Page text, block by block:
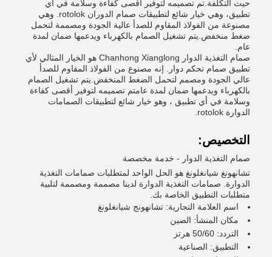
حيث التكلفة.تم تصميمه لتوفير أقصى كفاءة وسلامة في أي
تطبيق، وهي خيار شائع لتطبيقات صمام الدوران rotolok. وهي
مصنوعة من الفولاذ المقاوم للصدأ عالية الجودة ومصممة لتحمل
ضغط منخفض.يتم تشغيل الصمام بالكهرباء ويدعمها ضمان لمدة
عام.
صمام التغذية الدوار Chanhong Xianglong هو الخيار المثالي لأي
تطبيق صمام تحكم دوار. إنه مصنوع من الفولاذ المقاوم للصدأ
عالي الجودة ومصمم لتحمل الضغط المنخفض.يتم تشغيل الصمام
بالكهرباء ويدعمها ضمان لمدة عامتم تصميمه لتوفير أقصى كفاءة
وسلامة في أي تطبيق ، وهو خيار شائع لتطبيقات الصمامات
الدوارة rotolok.
التخصيص:
صمام التغذية الدوار - خدمة مخصصة
تشانهونغ شيانغلونغ هو الحل الواحد لمتطلبات صمامات التغذية
الدوارة. صمامات التغذية الدوارة لدينا مصممة ومصممة لتلبية
متطلبات التطبيق الخاصة بك.
اسم العلامة التجارية: تشانهونج شيانغلونغ
مكان المنشأ: الصين
التردد: 50/60 هرتز
التطبيق: الصناعية